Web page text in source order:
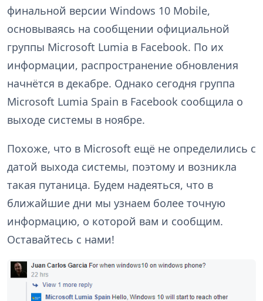
финальной версии Windows 10 Mobile,
основываясь на сообщении официальной
группы Microsoft Lumia в Facebook. По их
информации, распространение обновления
начнётся в декабре. Однако сегодня группа
Microsoft Lumia Spain в Facebook сообщила о
выходе системы в ноябре.
Похоже, что в Microsoft ещё не определились с
датой выхода системы, поэтому и возникла
такая путаница. Будем надеяться, что в
ближайшие дни мы узнаем более точную
информацию, о которой вам и сообщим.
Оставайтесь с нами!